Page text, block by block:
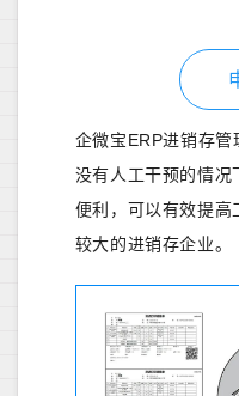
企微宝ERP进销存
没有人工干预的情况
便利，可以有效提高
较大的进销存企业。